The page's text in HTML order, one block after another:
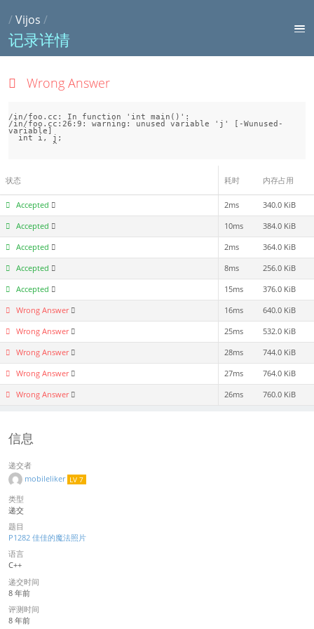
/Vijos /
记录详情
Wrong Answer
/in/foo.cc: In function 'int main()':
/in/foo.cc:26:9: warning: unused variable 'j' [-Wunused-
variable]
状态 耗时 内存占用
Accepted 2ms 340.0 KiB
Accepted 10ms 384.0 KiB
Accepted 2ms 364.0 KiB
Accepted 8ms 256.0 KiB
Accepted 15ms 376.0 KiB
Wrong Answer 16ms 640.0 KiB
Wrong Answer 25ms 532.0 KiB
Wrong Answer 28ms 744.0 KiB
Wrong Answer 27ms 764.0 KiB
Wrong Answer 26ms 760.0 KiB
信息
递交者
mobileliker LV 7
类型
递交
题目
P1282 佳佳的魔法照片
语言
C++
递交时间
8 年前
评测时间
8 年前